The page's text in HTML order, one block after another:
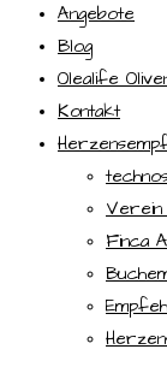
Angebote
Blog
Olealife
Kontakt
Verein
Finca